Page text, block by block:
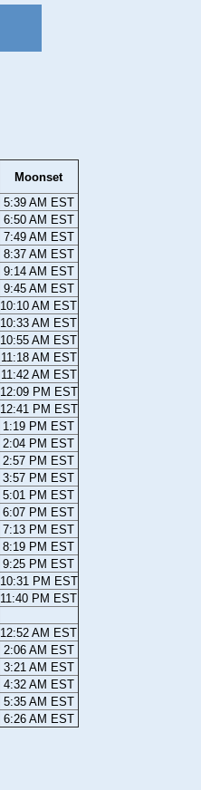
Moonset
5:39 AM EST
6:50 AM EST
7:49 AM EST
8:37 AM EST
9:14 AM EST
9:45 AM EST
10:10 AM EST
10:33 AM EST
10:55 AM EST
11:18 AM EST
11:42 AM EST
12:09 PM EST
12:41 PM EST
1:19 PM EST
2:04 PM EST
2:57 PM EST
3:57 PM EST
5:01 PM EST
6:07 PM EST
7:13 PM EST
8:19 PM EST
9:25 PM EST
10:31 PM EST
11:40 PM EST
12:52 AM EST
2:06 AM EST
3:21 AM EST
4:32 AM EST
5:35 AM EST
6:26 AM EST